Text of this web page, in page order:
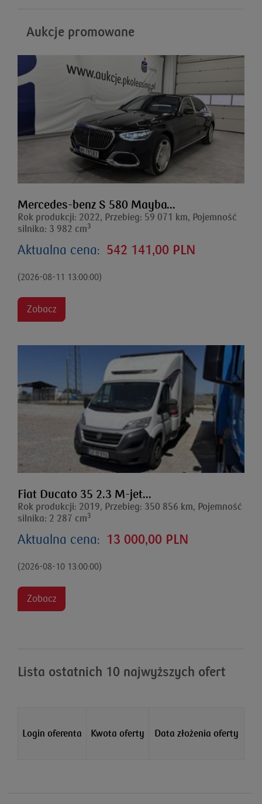
Aukcje promowane
Mercedes-benz S 580 Mayba...
Rok produkcji: 2022, Przebieg: 59 071 km, Pojemność
silnika: 3 982 cm3
Aktualna cena: 542 141,00 PLN
(2026-08-11 13:00:00)
Zobacz
Fiat Ducato 35 2.3 M-jet...
Rok produkcji: 2019, Przebieg: 350 856 km, Pojemność
silnika: 2 287 cm3
Aktualna cena: 13 000,00 PLN
(2026-08-10 13:00:00)
Zobacz
Lista ostatnich 10 najwyższych ofert
Login oferenta Kwota oferty Data złożenia oferty